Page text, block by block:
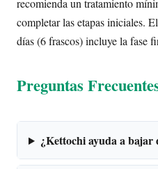
recomienda un tratamiento
completar las etapas iniciales.
días (6 frascos) incluye la fase
Preguntas
¿Kettochi ayuda a bajar